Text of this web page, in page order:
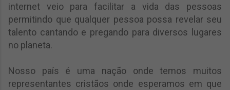
internet veio para facilitar a vida das pessoas
permitindo que qualquer pessoa possa revelar seu
talento cantando e pregando para diversos lugares
no planeta.
Nosso país é uma nação onde temos muitos
representantes cristãos onde esperamos em que